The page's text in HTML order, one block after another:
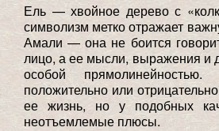
Ель — хвойное дерево с
символизм метко отражает
Амали — она не боится
лицо, а ее мысли, выражения и
особой прямолинейностью.
положительно или
ее жизнь, но у подобных
неотъемлемые плюсы.